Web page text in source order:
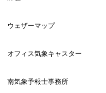
ウェザーマップ
オフィス気象キャスター
南気象予報士事務所